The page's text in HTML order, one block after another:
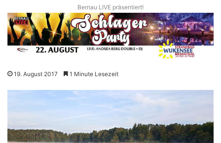
Bernau LIVE präsentiert!
19. August 2017 1 Minute Lesezeit